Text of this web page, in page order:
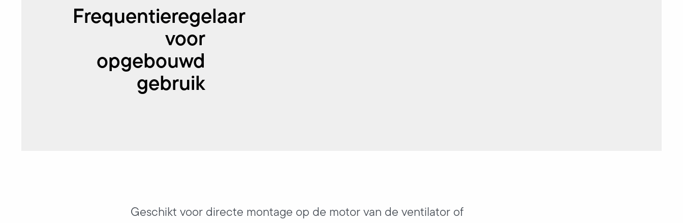
Frequentieregelaar
voor
opgebouwd
gebruik
Geschikt voor directe montage op de motor van de ventilator of